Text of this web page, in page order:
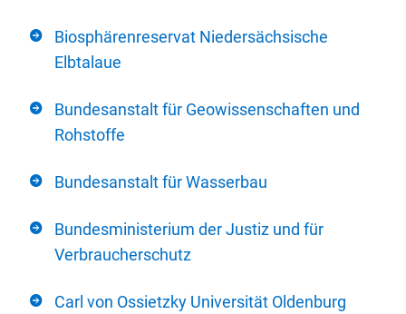
Biosphärenreservat Niedersächsische
Elbtalaue
Bundesanstalt für Geowissenschaften und
Rohstoffe
Bundesanstalt für Wasserbau
Bundesministerium der Justiz und für
Verbraucherschutz
Carl von Ossietzky Universität Oldenburg